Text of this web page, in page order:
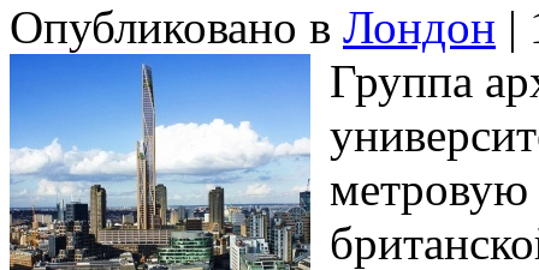
Опубликовано в Лондон |
Группа
метровую